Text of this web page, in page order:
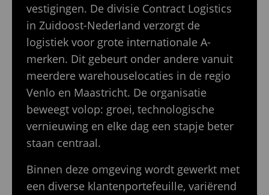
vestigingen. De divisie Contract Logistics
in Zuidoost-Nederland verzorgt de
logistiek voor grote internationale A-
merken. Dit gebeurt onder andere vanuit
meerdere warehouselocaties in de regio
Venlo en Maastricht. De organisatie
beweegt volop: groei, technologische
vernieuwing en elke dag een stapje beter
staan centraal.
Binnen deze omgeving wordt gewerkt met
een diverse klantenportefeuille, variërend